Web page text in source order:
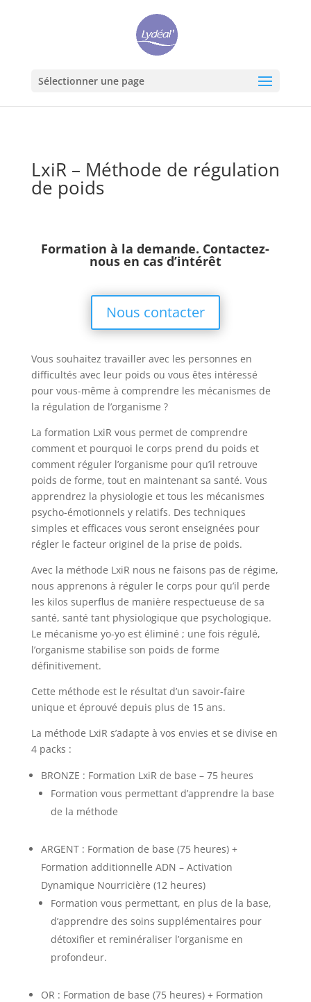
Sélectionner une page
LxiR – Méthode de régulation
de poids
Formation à la demande. Contactez-
nousen cas d’intérêt
Nous contacter
Vous souhaitez travailler avec les personnes en
difficultés avec leur poids ou vous êtes intéressé
pour vous-même à comprendre les mécanismes de
la régulation de l’organisme ?
La formation LxiR vous permet de comprendre
comment et pourquoi le corps prend du poids et
comment réguler l’organisme pour qu’il retrouve
poids de forme, tout en maintenant sa santé. Vous
apprendrez la physiologie et tous les mécanismes
psycho-émotionnels y relatifs. Des techniques
simples et efficaces vous seront enseignées pour
régler le facteur originel de la prise de poids.
Avec la méthode LxiR nous ne faisons pas de régime,
nous apprenons à réguler le corps pour qu’il perde
les kilos superflus de manière respectueuse de sa
santé, santé tant physiologique que psychologique.
Le mécanisme yo-yo est éliminé ; une fois régulé,
l’organisme stabilise son poids de forme
définitivement.
Cette méthode est le résultat d’un savoir-faire
unique et éprouvé depuis plus de 15 ans.
La méthode LxiR s’adapte à vos envies et se divise en
4 packs :
BRONZE : Formation LxiR de base – 75 heures
Formation vous permettant d’apprendre la base
de la méthode
ARGENT : Formation de base (75 heures) +
Formation additionnelle ADN – Activation
Dynamique Nourricière (12 heures)
Formation vous permettant, en plus de la base,
d’apprendre des soins supplémentaires pour
détoxifier et reminéraliser l’organisme en
profondeur.
OR : Formation de base (75 heures) + Formation